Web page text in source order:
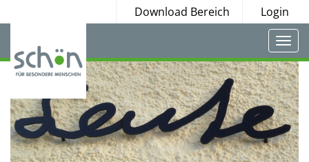
Download Bereich Login